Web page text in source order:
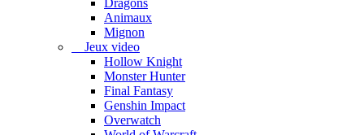
Dragons
Animaux
Mignon
Jeux video
Hollow Knight
Monster Hunter
Final Fantasy
Genshin Impact
Overwatch